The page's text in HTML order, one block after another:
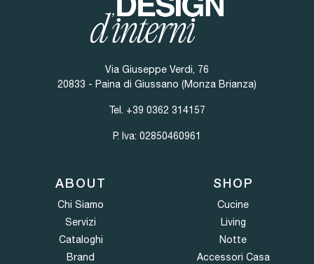
Via Giuseppe Verdi, 76
20833 - Paina di Giussano (Monza Brianza)
Tel. +39 0362 314157
P. Iva: 02850460961
ABOUT
Chi Siamo
Servizi
Cataloghi
Brand
SHOP
Cucine
Living
Notte
Accessori Casa